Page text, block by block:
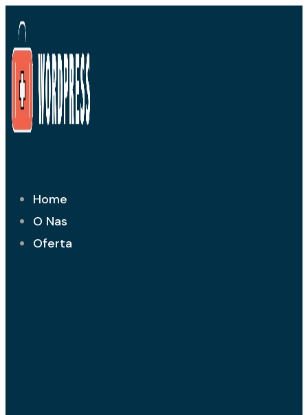
do
treści
Home
O Nas
Oferta